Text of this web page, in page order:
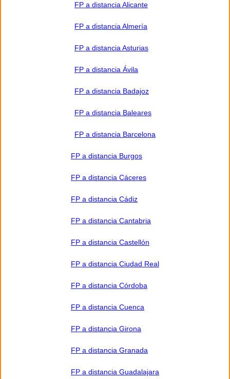
FP a distancia Alicante
FP a distancia Almería
FP a distancia Asturias
FP a distancia Ávila
FP a distancia Badajoz
FP a distancia Baleares
FP a distancia Barcelona
FP a distancia Burgos
FP a distancia Cáceres
FP a distancia Cádiz
FP a distancia Cantabria
FP a distancia Castellón
FP a distancia Ciudad Real
FP a distancia Córdoba
FP a distancia Cuenca
FP a distancia Girona
FP a distancia Granada
FP a distancia Guadalajara